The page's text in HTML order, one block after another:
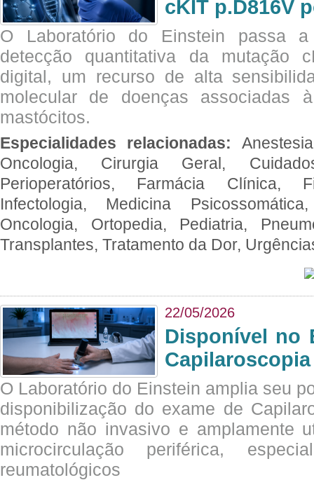
cKIT p.D816V
O Laboratório do Einstein passa
detecção quantitativa da mutação
digital, um recurso de alta
molecular de doenças associadas
mastócitos.
Especialidades relacionadas:
Oncologia, Cirurgia Geral,
Perioperatórios, Farmácia Clínica,
Infectologia, Medicina
Oncologia, Ortopedia, Pediatria,
Transplantes, Tratamento da Dor,
22/05/2026
Disponível no
O Laboratório do Einstein amplia seu
disponibilização do exame de
método não invasivo e amplamente
microcirculação periférica,
reumatológicos